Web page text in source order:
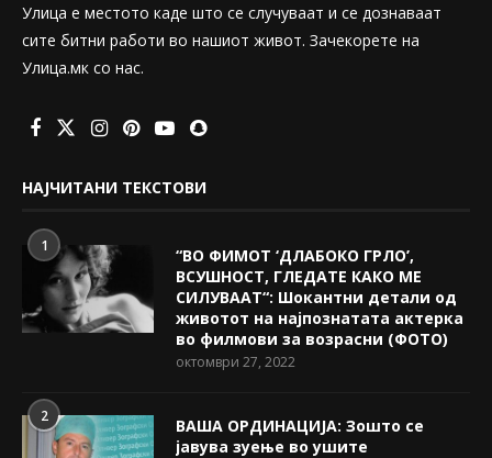
Улица е местото каде што се случуваат и се дознаваат
сите битни работи во нашиот живот. Зачекорете на
Улица.мк со нас.
НАЈЧИТАНИ ТЕКСТОВИ
1
“ВО ФИМОТ ‘ДЛАБОКО ГРЛО’,
ВСУШНОСТ, ГЛЕДАТЕ КАКО МЕ
СИЛУВААТ“: Шокантни детали од
животот на најпознатата актерка
во филмови за возрасни (ФОТО)
октомври 27, 2022
2
ВАША ОРДИНАЦИЈА: Зошто се
јавува зуење во ушите